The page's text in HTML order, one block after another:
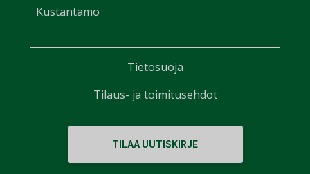
Kustantamo
TILAA UUTISKIRJE
Tietosuoja
Tilaus- ja toimitusehdot